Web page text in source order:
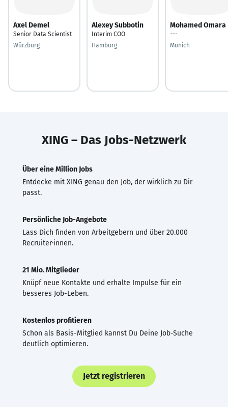
Axel Demel
Senior Data Scientist
Würzburg
Alexey Subbotin
Interim COO
Hamburg
Mohamed Omara
---
Munich
XING – Das Jobs-Netzwerk
Über eine Million Jobs
Entdecke mit XING genau den Job, der wirklich zu Dir
passt.
Persönliche Job-Angebote
Lass Dich finden von Arbeitgebern und über 20.000
Recruiter·innen.
21 Mio. Mitglieder
Knüpf neue Kontakte und erhalte Impulse für ein
besseres Job-Leben.
Kostenlos profitieren
Schon als Basis-Mitglied kannst Du Deine Job-Suche
deutlich optimieren.
Jetzt registrieren